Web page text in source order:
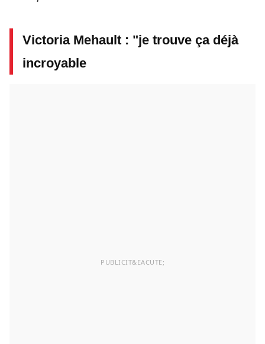
Victoria Mehault : "je trouve ça déjà
incroyable